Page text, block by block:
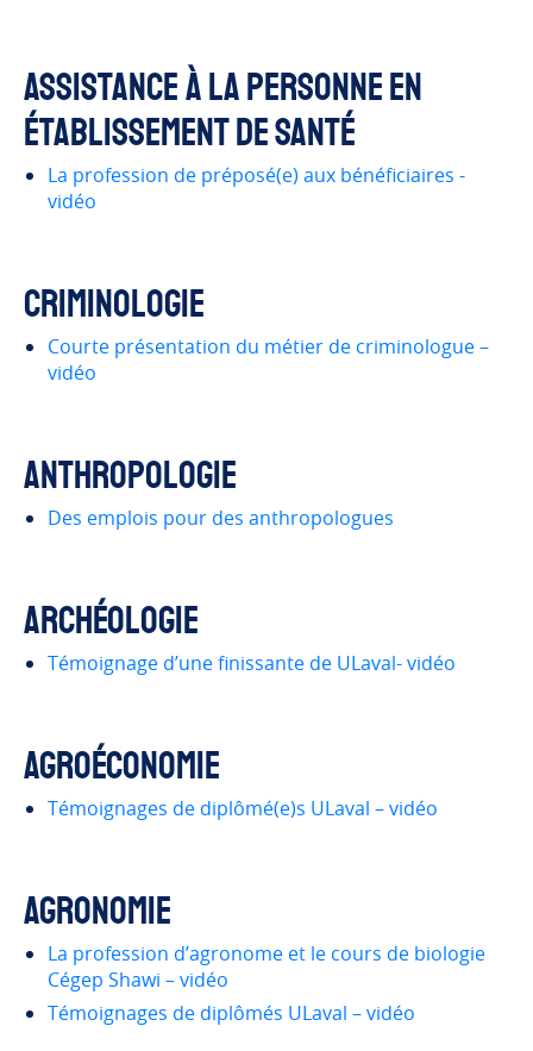
Assistance à la personne en
établissement de santé
La profession de préposé(e) aux bénéficiaires -
vidéo
Criminologie
Courte présentation du métier de criminologue –
vidéo
Anthropologie
Des emplois pour des anthropologues
Archéologie
Témoignage d’une finissante de ULaval- vidéo
Agroéconomie
Témoignages de diplômé(e)s ULaval – vidéo
Agronomie
La profession d’agronome et le cours de biologie
Cégep Shawi – vidéo
Témoignages de diplômés ULaval – vidéo